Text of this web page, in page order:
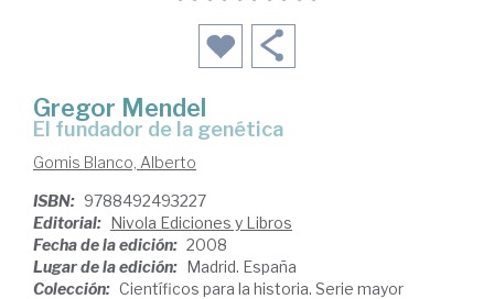
Gregor Mendel
el fundador de la genética
Gomis Blanco, Alberto
ISBN: 9788492493227
Editorial: Nivola Ediciones y Libros
Fecha de la edición: 2008
Lugar de la edición: Madrid. España
Colección: Científicos para la historia. Serie mayor